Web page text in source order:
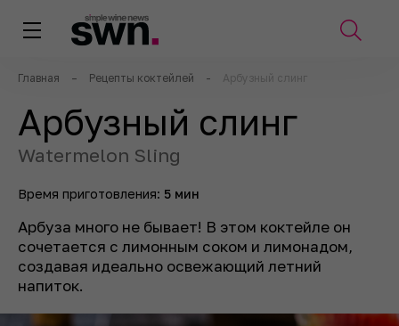
Главная – Рецепты коктейлей - Арбузный слинг
Арбузный слинг
Watermelon Sling
Арбуза много не бывает! В этом коктейле он
сочетается с лимонным соком и лимонадом,
создавая идеально освежающий летний
напиток.
Время приготовления: 5 мин